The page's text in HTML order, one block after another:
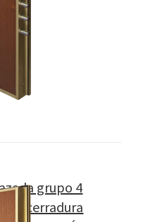
grupo 4
cerradura